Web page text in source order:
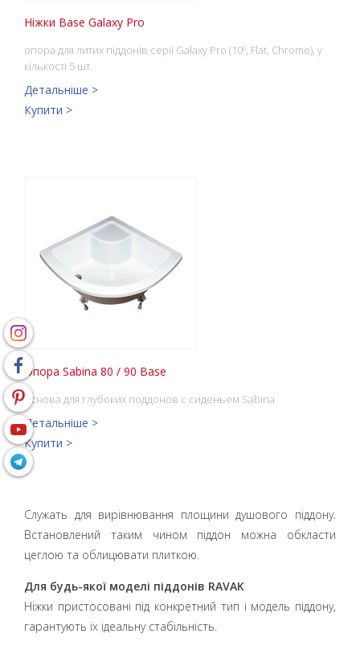
Ніжки Base Galaxy Pro
опора для литих піддонів серії Galaxy Pro (10º, Flat, Chrome), у
кількості 5 шт.
Детальніше >
Купити >
Опора Sabina 80 / 90 Base
основа для глубоких поддонов с сиденьем Sabina
Детальніше >
Купити >
Служать для вирівнювання площини душового піддону.
Встановлений таким чином піддон можна обкласти
цеглою та облицювати плиткою.
Для будь-якої моделі піддонів RAVAK
Ніжки пристосовані під конкретний тип і модель піддону,
гарантують їх ідеальну стабільність.